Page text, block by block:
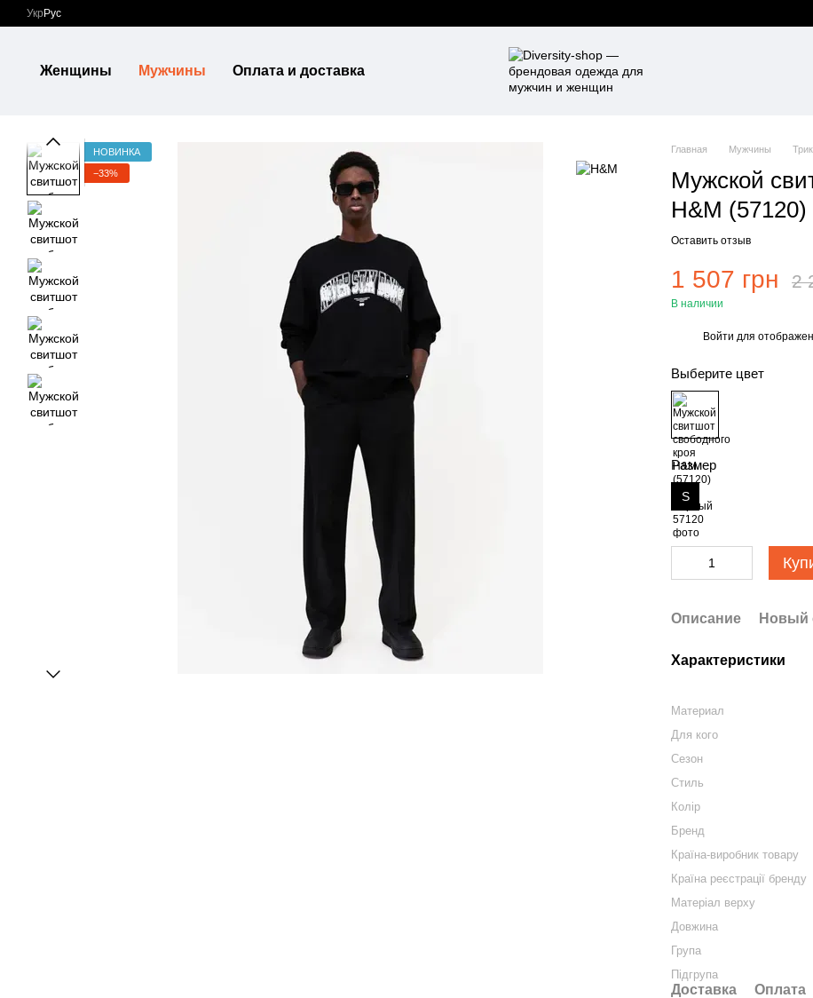
Перейти к основному контенту
Укр Рус
Женщины Мужчины Оплата и доставка
НОВИНКА
−33%
Главная Мужчины
Мужской
Н&М (57120)
Оставить отзыв
1 507 грн 2
В наличии
Войти для
Выберите цвет
Размер
S
Описание Новый
Характеристики
Материал
Для кого
Сезон
Стиль
Колір
Бренд
Країна-виробник товару
Країна реєстрації бренду
Матеріал верху
Довжина
Група
Підгрупа
Доставка Оплата